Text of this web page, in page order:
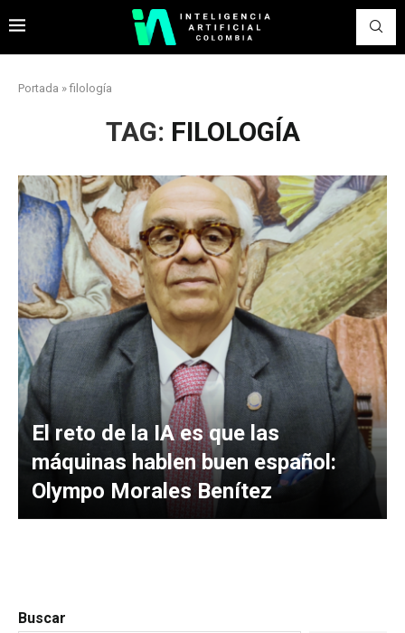
Portada »filología
TAG: FILOLOGÍA
El reto de la IA es que las
máquinas hablen buen español:
Olympo Morales Benítez
Buscar